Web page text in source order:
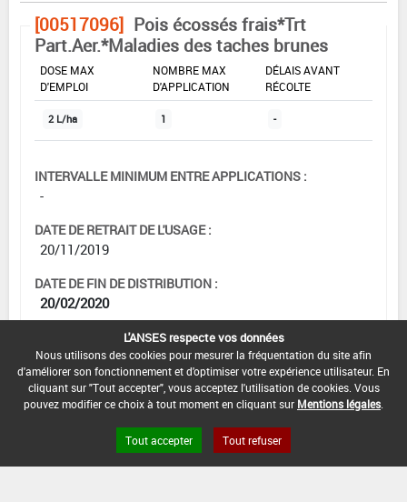
[00517096] Pois écossés frais*Trt
Part.Aer.*Maladies des taches brunes
DOSE MAX
D'EMPLOI
NOMBRE MAX
D'APPLICATION
DÉLAIS AVANT
RÉCOLTE
2 L/ha 1 -
INTERVALLE MINIMUM ENTRE APPLICATIONS :
-
DATE DE RETRAIT DE L'USAGE :
20/11/2019
DATE DE FIN DE DISTRIBUTION :
20/02/2020
DATE DE FIN D'UTILISATION :
20/05/2020
Pois écossés frais*Trt
Part.Aer.*Pourriture grise et sclérotinioses
L'ANSES respecte vos données
Nous utilisons des cookies pour mesurer la fréquentation du site afin
d'améliorer son fonctionnement et d'optimiser votre expérience utilisateur. En
cliquant sur "Tout accepter", vous acceptez l'utilisation de cookies. Vous
pouvez modifier ce choix à tout moment en cliquant sur Mentions légales
Tout accepter Tout refuser